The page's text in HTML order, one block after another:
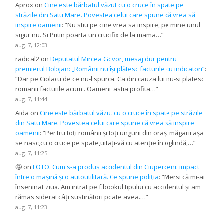
Aprox onCine este bărbatul văzut cu o cruce în spate pe
străzile din Satu Mare. Povestea celui care spune că vrea să
inspire oamenii: “Nu stiu pe cine vrea sa inspire, pe mine unul
sigur nu. Si Putin poarta un crucifix de la mama…”
aug. 7, 12:03
radical2 onDeputatul Mircea Govor, mesaj dur pentru
premierul Bolojan: „Românii nu își plătesc facturile cu indicatori”:
“Dar pe Ciolacu de ce nu-l spurca. Ca din cauza lui nu-si platesc
romanii facturile acum . Oamenii astia profita…”
aug. 7, 11:44
Aida onCine este bărbatul văzut cu o cruce în spate pe străzile
din Satu Mare. Povestea celui care spune că vrea să inspire
oamenii: “Pentru toți românii și toți ungurii din oraș, măgarii așa
se nasc,cu o cruce pe spate,uitați-vă cu atenție în oglindă,…”
aug. 7, 11:25
🤪 onFOTO. Cum s-a produs accidentul din Ciuperceni: impact
între o mașină și o autoutilitară. Ce spune poliția: “Mersi că mi-ai
înseninat ziua. Am intrat pe f.bookul tipului cu accidentul și am
rămas siderat câți sustinători poate avea.…”
aug. 7, 11:23